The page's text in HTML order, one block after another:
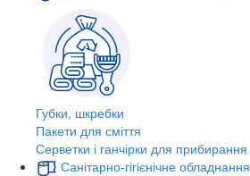
Губки, шкребки
Пакети для сміття
Серветки і ганчірки для прибирання
Санітарно-гігієнічне обладнання